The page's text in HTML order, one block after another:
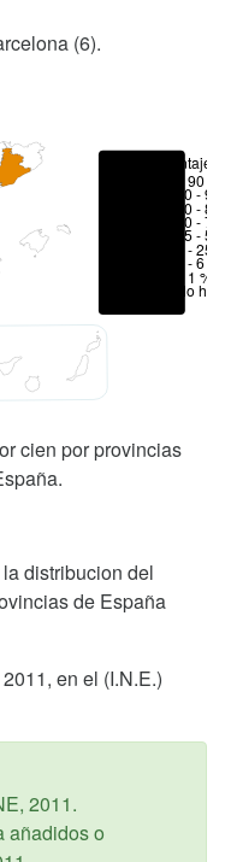
(6).
Porcentajes
> 90 %
80 -
70 -
50 -
25 -
6 - 25
1 - 6 %
< 1 %
No hay
cien por provincias
distribucion del
de España
en el (I.N.E.)
2011.
añadidos o